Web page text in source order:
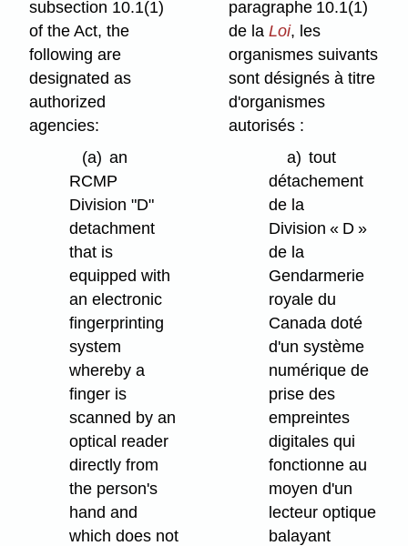
subsection 10.1(1)
of the Act, the
following are
designated as
authorized
agencies:
(a) an
RCMP
Division "D"
detachment
that is
equipped with
an electronic
fingerprinting
system
whereby a
finger is
scanned by an
optical reader
directly from
the person's
hand and
which does not
paragraphe 10.1(1)
de laLoi, les
organismes suivants
sont désignés à titre
d'organismes
autorisés :
a) tout
détachement
de la
Division « D »
de la
Gendarmerie
royale du
Canada doté
d'un système
numérique de
prise des
empreintes
digitales qui
fonctionne au
moyen d'un
lecteur optique
balayant